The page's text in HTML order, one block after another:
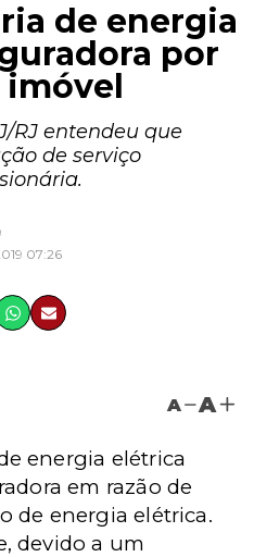
de energia
por
RJ entendeu que
de serviço
07:26
A A
energia elétrica
em razão de
de energia elétrica.
devido a um